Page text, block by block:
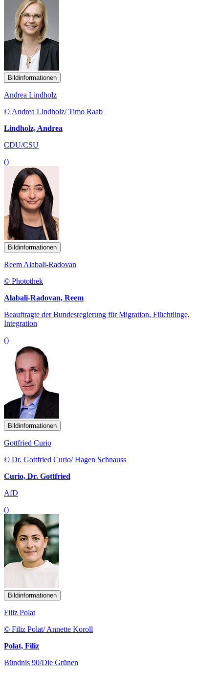
Bildinformationen
Andrea Lindholz
© Andrea Lindholz/ Timo Raab
Lindholz, Andrea
CDU/CSU
()
Bildinformationen
Reem Alabali-Radovan
© Photothek
Alabali-Radovan, Reem
Beauftragte der Bundesregierung für Migration, Flüchtlinge,
Integration
()
Bildinformationen
Gottfried Curio
© Dr. Gottfried Curio/ Hagen Schnauss
Curio, Dr. Gottfried
AfD
()
Bildinformationen
Filiz Polat
© Filiz Polat/ Annette Koroll
Polat, Filiz
Bündnis 90/Die Grünen